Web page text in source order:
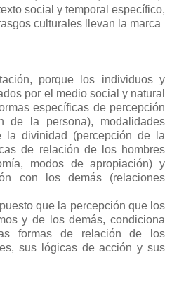
social y temporal específico,
culturales llevan la marca
porque los individuos y
por el medio social y natural
específicas de percepción
de la persona), modalidades
la divinidad (percepción de la
de relación de los hombres
modos de apropiación) y
con los demás (relaciones
que la percepción que los
y de los demás, condiciona
formas de relación de los
sus lógicas de acción y sus